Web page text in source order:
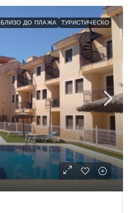
БЛИЗО ДО ПЛАЖА ТУРИСТИЧЕСКО